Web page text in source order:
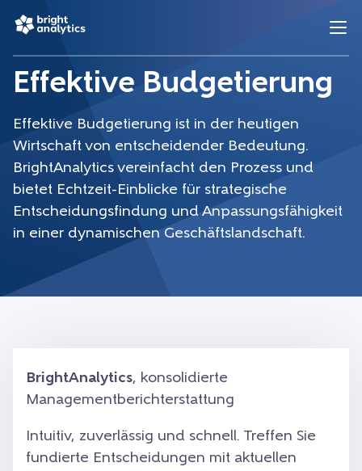
Effektive Budgetierung
Effektive Budgetierung ist in der heutigen
Wirtschaft von entscheidender Bedeutung.
BrightAnalytics vereinfacht den Prozess und
bietet Echtzeit-Einblicke für strategische
Entscheidungsfindung und Anpassungsfähigkeit
in einer dynamischen Geschäftslandschaft.
BrightAnalytics, konsolidierte
Managementberichterstattung
Intuitiv, zuverlässig und schnell. Treffen Sie
fundierte Entscheidungen mit aktuellen